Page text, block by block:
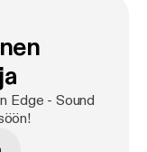
messa
Edge - Sound